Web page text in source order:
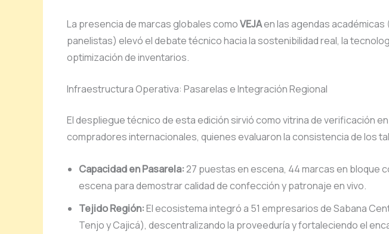
La presencia de marcas globales comoVEJAen las agendas
panelistas) elevó el debate técnico hacia la sostenibilidad real, la
optimización de inventarios.
Infraestructura Operativa: Pasarelas e Integración Regional
El despliegue técnico de esta edición sirvió como vitrina de verificación
compradores internacionales, quienes evaluaron la consistencia de los
Capacidad en Pasarela:27 puestas en escena, 44 marcas en bloque
escena para demostrar calidad de confección y patronaje en vivo.
Tejido Región:El ecosistema integró a 51 empresarios de Sabana
Tenjo y Cajicá), descentralizando la proveeduría y fortaleciendo el